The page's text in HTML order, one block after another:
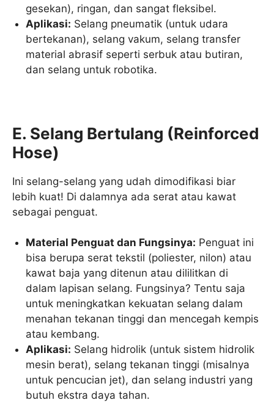
gesekan), ringan, dan sangat fleksibel.
Aplikasi: Selang pneumatik (untuk udara
bertekanan), selang vakum, selang transfer
material abrasif seperti serbuk atau butiran,
dan selang untuk robotika.
E. Selang Bertulang (Reinforced
Hose)
Ini selang-selang yang udah dimodifikasi biar
lebih kuat! Di dalamnya ada serat atau kawat
sebagai penguat.
Material Penguat dan Fungsinya: Penguat ini
bisa berupa serat tekstil (poliester, nilon) atau
kawat baja yang ditenun atau dililitkan di
dalam lapisan selang. Fungsinya? Tentu saja
untuk meningkatkan kekuatan selang dalam
menahan tekanan tinggi dan mencegah kempis
atau kembang.
Aplikasi: Selang hidrolik (untuk sistem hidrolik
mesin berat), selang tekanan tinggi (misalnya
untuk pencucian jet), dan selang industri yang
butuh ekstra daya tahan.